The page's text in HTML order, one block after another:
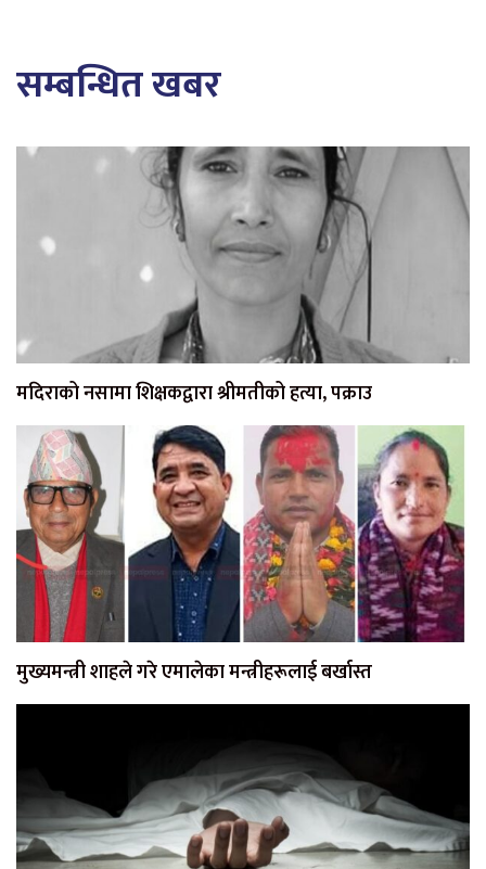
सम्बन्धित खबर
मदिराको नसामा शिक्षकद्वारा श्रीमतीको हत्या, पक्राउ
मुख्यमन्त्री शाहले गरे एमालेका मन्त्रीहरूलाई बर्खास्त